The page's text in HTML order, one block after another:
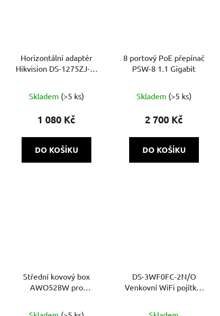
Horizontální adaptér
Hikvision DS-1275ZJ-S-
Skladem (>5 ks)
1 080 Kč
DO KOŠÍKU
8 portový PoE přepínač
PSW-8 1.1 Gigabit
Skladem (>5 ks)
2 700 Kč
DO KOŠÍKU
Střední kovový box
AWO528W pro
DS-3WF0FC-2N/O
Venkovní WiFi pojítko,